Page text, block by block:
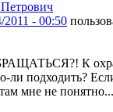
2011 - 00:50
К
ли подходить?
мне не понятно...